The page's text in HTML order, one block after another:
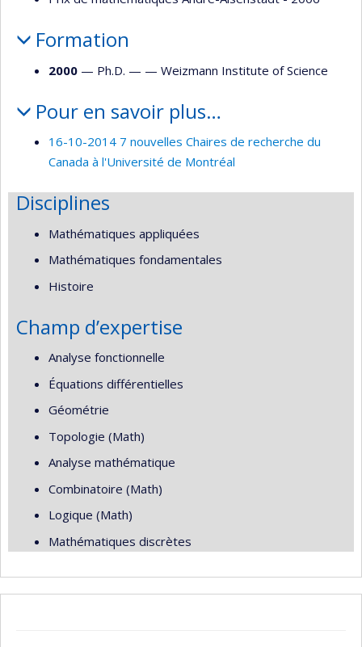
Formation
2000 — Ph.D. — — Weizmann Institute of Science
Pour en savoir plus…
16-10-2014 7 nouvelles Chaires de recherche du
Canada à l'Université de Montréal
Disciplines
Mathématiques appliquées
Mathématiques fondamentales
Histoire
Champ d’expertise
Analyse fonctionnelle
Équations différentielles
Géométrie
Topologie (Math)
Analyse mathématique
Combinatoire (Math)
Logique (Math)
Mathématiques discrètes